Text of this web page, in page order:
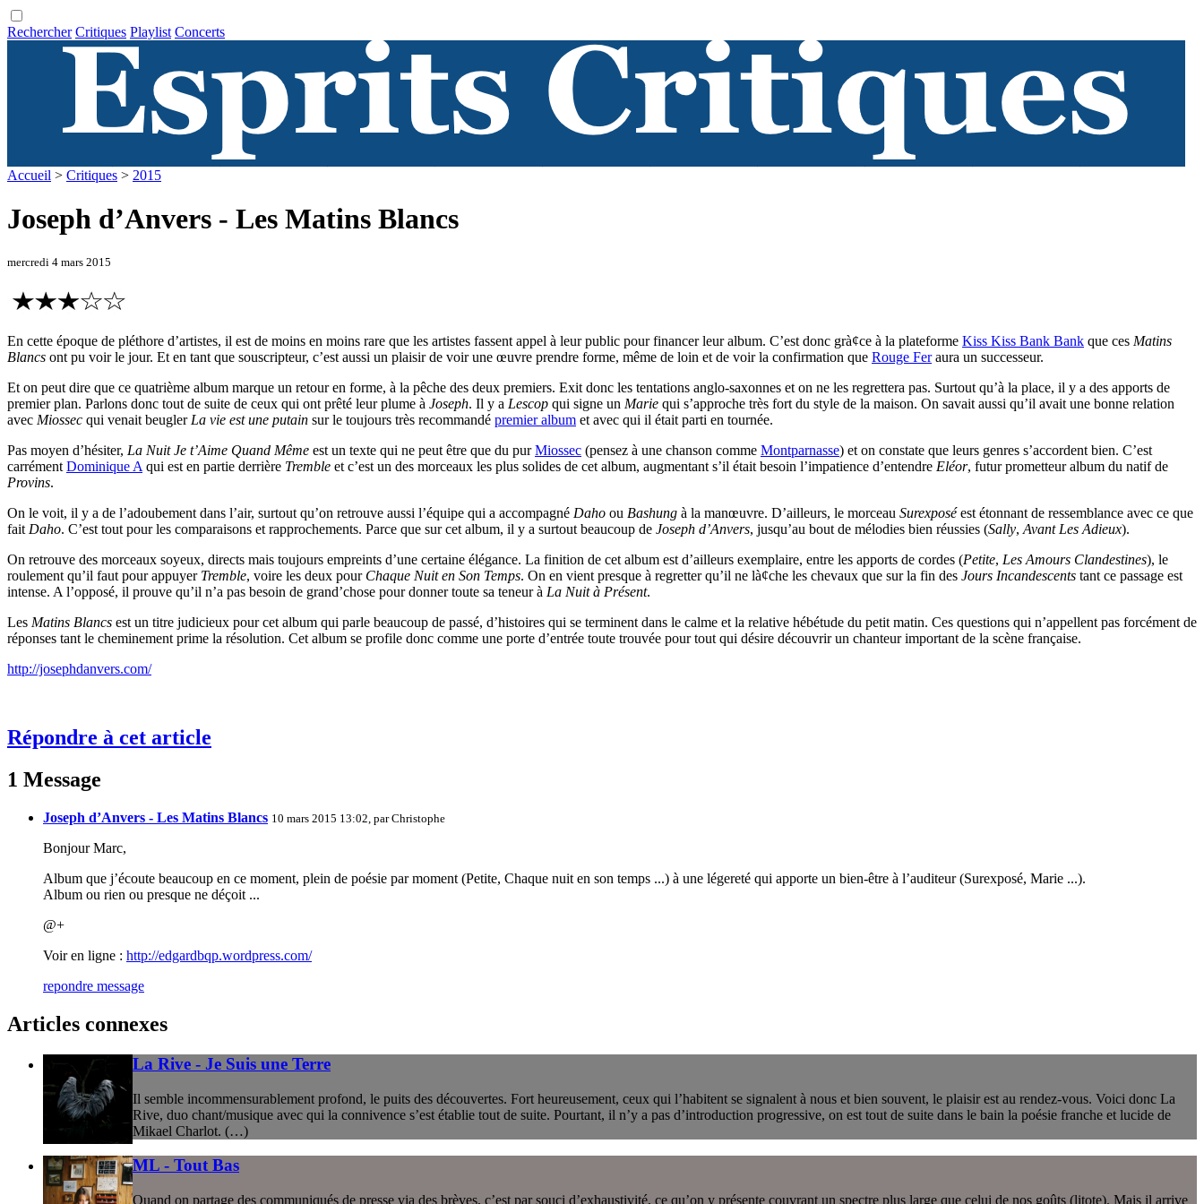
Rechercher Critiques Playlist Concerts
Accueil > Critiques > 2015
Joseph d’Anvers - Les Matins Blancs
mercredi 4 mars 2015
En cette époque de pléthore d’artistes, il est de moins en moins rare que les artistes fassent appel à leur public pour financer leur album. C’est donc grà¢ce à la plateforme Kiss Kiss Bank Bank que ces Matins
Blancs ont pu voir le jour. Et en tant que souscripteur, c’est aussi un plaisir de voir une œuvre prendre forme, même de loin et de voir la confirmation que Rouge Feraura un successeur.
Et on peut dire que ce quatrième album marque un retour en forme, à la pêche des deux premiers. Exit donc les tentations anglo-saxonnes et on ne les regrettera pas. Surtout qu’à la place, il y a des apports de
premier plan. Parlons donc tout de suite de ceux qui ont prêté leur plume à Joseph. Il y a Lescop qui signe un Marie qui s’approche très fort du style de la maison. On savait aussi qu’il avait une bonne relation
avec Miossec qui venait beugler La vie est une putain sur le toujours très recommandé premier album et avec qui il était parti en tournée.
Pas moyen d’hésiter, La Nuit Je t’Aime Quand Même est un texte qui ne peut être que du purMiossec (pensez à une chanson comme Montparnasse) et on constate que leurs genres s’accordent bien. C’est
carrément Dominique A qui est en partie derrière Tremble et c’est un des morceaux les plus solides de cet album, augmentant s’il était besoin l’impatience d’entendre Eléor, futur prometteur album du natif de
Provins.
On le voit, il y a de l’adoubement dans l’air, surtout qu’on retrouve aussi l’équipe qui a accompagné Daho ou Bashung à la manœuvre. D’ailleurs, le morceau Surexposéest étonnant de ressemblance avec ce que
fait Daho. C’est tout pour les comparaisons et rapprochements. Parce que sur cet album, il y a surtout beaucoup de Joseph d’Anvers, jusqu’au bout de mélodies bien réussies (Sally, Avant Les Adieux).
On retrouve des morceaux soyeux, directs mais toujours empreints d’une certaine élégance. La finition de cet album est d’ailleurs exemplaire, entre les apports de cordes (Petite, Les Amours Clandestines), le
roulement qu’il faut pour appuyer Tremble, voire les deux pour Chaque Nuit en Son Temps. On en vient presque à regretter qu’il ne là¢che les chevaux que sur la fin des Jours Incandescents tant ce passage est
intense. A l’opposé, il prouve qu’il n’a pas besoin de grand’chose pour donner toute sa teneur à La Nuit à Présent.
Les Matins Blancs est un titre judicieux pour cet album qui parle beaucoup de passé, d’histoires qui se terminent dans le calme et la relative hébétude du petit matin. Ces questions qui n’appellent pas forcément de
réponses tant le cheminement prime la résolution. Cet album se profile donc comme une porte d’entrée toute trouvée pour tout qui désire découvrir un chanteur important de la scène française.
http://josephdanvers.com/
Répondre à cet article
1 Message
Joseph d’Anvers - Les Matins Blancs 10 mars 2015 13:02, parChristophe
Bonjour Marc,
Album que j’écoute beaucoup en ce moment, plein de poésie par moment (Petite, Chaque nuit en son temps ...) à une légereté qui apporte un bien-être à l’auditeur (Surexposé, Marie ...).
Album ou rien ou presque ne déçoit ...
@+
Voir en ligne : http://edgardbqp.wordpress.com/
repondre message
Articles connexes
La Rive - Je Suis une Terre
Il semble incommensurablement profond, le puits des découvertes. Fort heureusement, ceux qui l’habitent se signalent à nous et bien souvent, le plaisir est au rendez-vous. Voici donc La
Rive, duo chant/musique avec qui la connivence s’est établie tout de suite. Pourtant, il n’y a pas d’introduction progressive, on est tout de suite dans le bain la poésie franche et lucide de
Mikael Charlot. (…)
ML - Tout Bas
Quand on partage des communiqués de presse via des brèves, c’est par souci d’exhaustivité, ce qu’on y présente couvrant un spectre plus large que celui de nos goûts (litote). Mais il arrive